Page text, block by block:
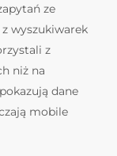
ze
wyszukiwarek
z
niż na
dane
mobile